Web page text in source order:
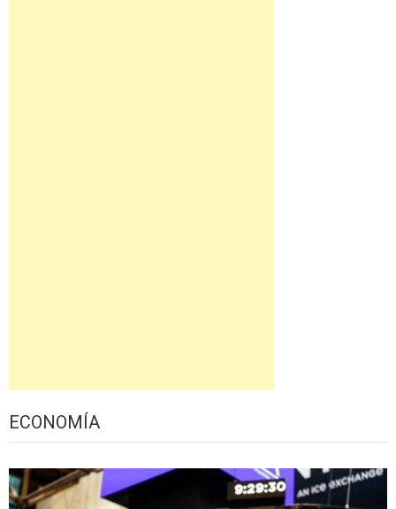
ECONOMÍA